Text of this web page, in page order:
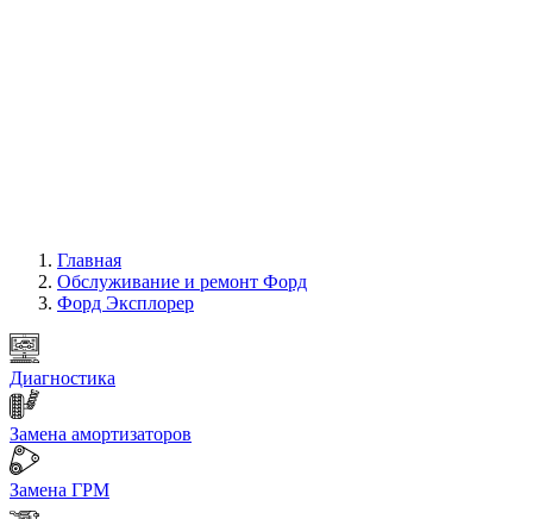
Главная
Обслуживание и ремонт Форд
Форд Эксплорер
Диагностика
Замена амортизаторов
Замена ГРМ